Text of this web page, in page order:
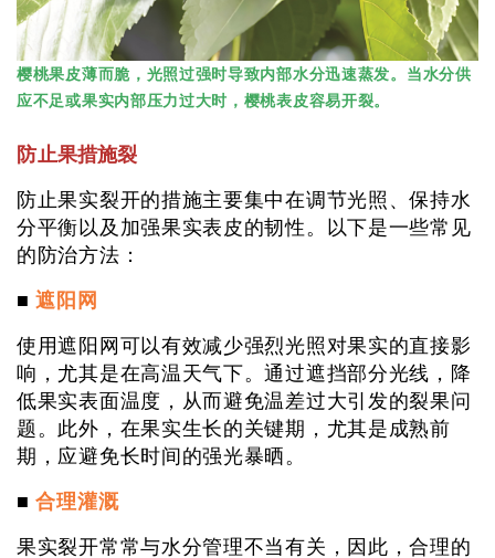
樱桃果皮薄而脆，光照过强时导致内部水分迅速蒸发。当水分供
应不足或果实内部压力过大时，樱桃表皮容易开裂。
防止果措施裂
防止果实裂开的措施主要集中在调节光照、保持水
分平衡以及加强果实表皮的韧性。以下是一些常见
的防治方法：
■遮阳网
使用遮阳网可以有效减少强烈光照对果实的直接影
响，尤其是在高温天气下。通过遮挡部分光线，降
低果实表面温度，从而避免温差过大引发的裂果问
题。此外，在果实生长的关键期，尤其是成熟前
期，应避免长时间的强光暴晒。
■合理灌溉
果实裂开常常与水分管理不当有关，因此，合理的